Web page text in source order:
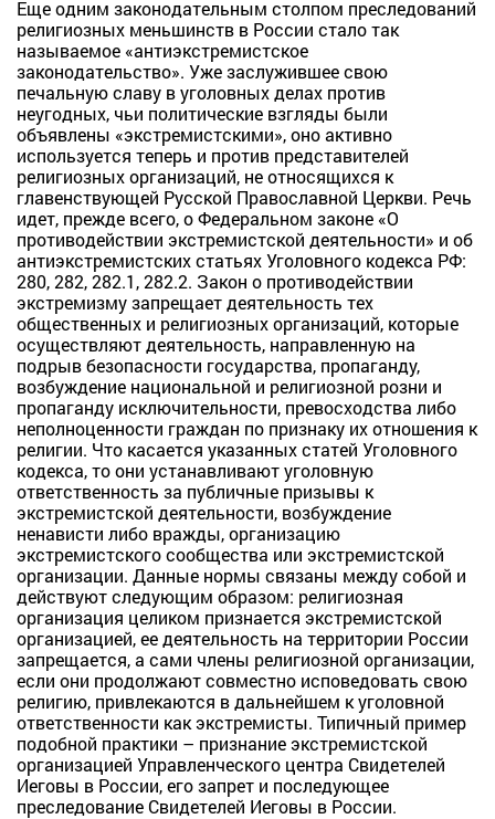
Еще одним законодательным столпом преследований
религиозных меньшинств в России стало так
называемое «антиэкстремистское
законодательство». Уже заслужившее свою
печальную славу в уголовных делах против
неугодных, чьи политические взгляды были
объявлены «экстремистскими», оно активно
используется теперь и против представителей
религиозных организаций, не относящихся к
главенствующей Русской Православной Церкви. Речь
идет, прежде всего, о Федеральном законе «О
противодействии экстремистской деятельности» и об
антиэкстремистских статьях Уголовного кодекса РФ:
280, 282, 282.1, 282.2. Закон о противодействии
экстремизму запрещает деятельность тех
общественных и религиозных организаций, которые
осуществляют деятельность, направленную на
подрыв безопасности государства, пропаганду,
возбуждение национальной и религиозной розни и
пропаганду исключительности, превосходства либо
неполноценности граждан по признаку их отношения к
религии. Что касается указанных статей Уголовного
кодекса, то они устанавливают уголовную
ответственность за публичные призывы к
экстремистской деятельности, возбуждение
ненависти либо вражды, организацию
экстремистского сообщества или экстремистской
организации. Данные нормы связаны между собой и
действуют следующим образом: религиозная
организация целиком признается экстремистской
организацией, ее деятельность на территории России
запрещается, а сами члены религиозной организации,
если они продолжают совместно исповедовать свою
религию, привлекаются в дальнейшем к уголовной
ответственности как экстремисты. Типичный пример
подобной практики – признание экстремистской
организацией Управленческого центра Свидетелей
Иеговы в России, его запрет и последующее
преследование Свидетелей Иеговы в России.